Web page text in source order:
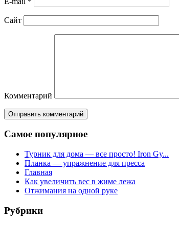
Сайт
Комментарий
Самое популярное
Турник для дома — все просто! Iron Gy...
Планка — упражнение для пресса
Главная
Как увеличить вес в жиме лежа
Отжимания на одной руке
Рубрики